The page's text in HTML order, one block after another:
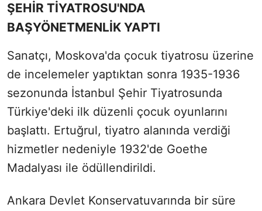
ŞEHİR TİYATROSU'NDA
BAŞYÖNETMENLİK YAPTI
Sanatçı, Moskova'da çocuk tiyatrosu üzerine
de incelemeler yaptıktan sonra 1935-1936
sezonunda İstanbul Şehir Tiyatrosunda
Türkiye'deki ilk düzenli çocuk oyunlarını
başlattı. Ertuğrul, tiyatro alanında verdiği
hizmetler nedeniyle 1932'de Goethe
Madalyası ile ödüllendirildi.
Ankara Devlet Konservatuvarında bir süre